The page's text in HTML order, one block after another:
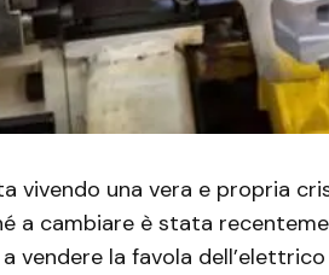
vivendo una vera e propria
a cambiare è stata
vendere la favola